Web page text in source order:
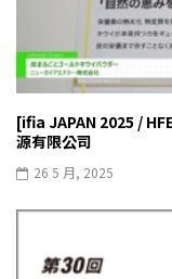
[ifia JAPAN 2025 /
源有限公司
26 5 月, 2025